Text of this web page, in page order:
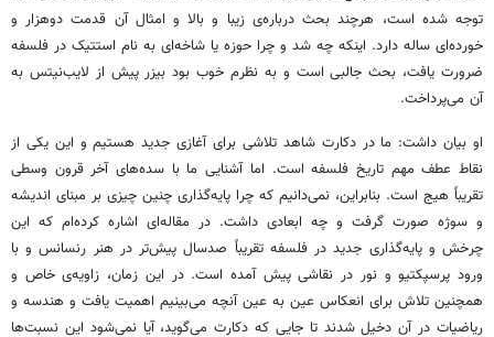
توجه شده است، هرچند بحث درباره‌ی زیبا و بالا و امثال آن قدمت دوهزار و
خورده‌ای ساله دارد. اینکه چه شد و چرا حوزه یا شاخه‌ای به نام استتیک در فلسفه
ضرورت یافت، بحث جالبی است و به نظرم خوب بود بیزر پیش از لایب‌نیتس به
آن می‌پرداخت.
او بیان داشت: ما در دکارت شاهد تلاشی برای آغازی جدید هستیم و این یکی از
نقاط عطف مهم تاریخ فلسفه است. اما آشنایی ما با سده‌های آخر قرون وسطی
تقریباً هیج است. بنابراین، نمی‌دانیم که چرا پایه‌گذاری چنین چیزی بر مبنای اندیشه
و سوژه صورت گرفت و چه ابعادی داشت. در مقاله‌ای اشاره کرده‌ام که این
چرخش و پایه‌گذاری جدید در فلسفه تقریباً صدسال پیش‌تر در هنر رنسانس و با
ورود پرسپکتیو و نور در نقاشی پیش آمده است. در این زمان، زاویه‌ی خاص و
همچنین تلاش برای انعکاس عین به عین آنچه می‌بینیم اهمیت یافت و هندسه و
ریاضیات در آن دخیل شدند تا جایی که دکارت می‌گوید، آیا نمی‌شود این نسبت‌ها